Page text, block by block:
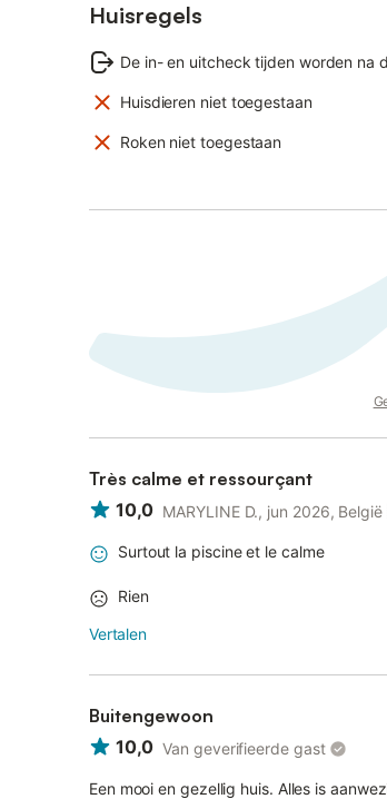
Huisregels
De in- en uitcheck tijden worden na
Huisdieren niet toegestaan
Roken niet toegestaan
Très calme et ressourçant
10,0 MARYLINE D., jun 2026, België
Surtout la piscine et le calme
Rien
Vertalen
Buitengewoon
10,0 Van geverifieerde gast
Een mooi en gezellig huis. Alles is